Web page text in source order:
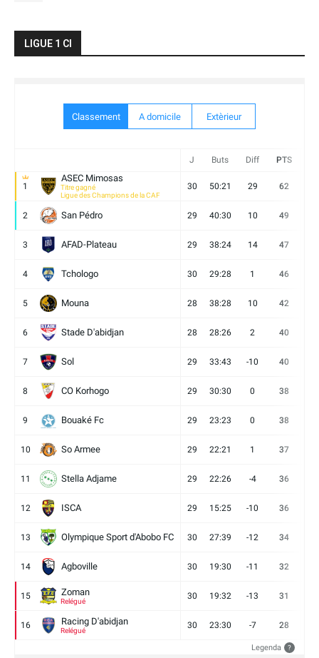
LIGUE 1 CI
Classement A domicile Extèrieur
J Buts Diff PTS
1
ASEC Mimosas
Titre gagné
Ligue des Champions de la CAF
30 50:21 29 62
2 San Pédro 29 40:30 10 49
3 AFAD-Plateau 29 38:24 14 47
4 Tchologo 30 29:28 1 46
5 Mouna 28 38:28 10 42
6 Stade D'abidjan 28 28:26 2 40
7 Sol 29 33:43 -10 40
8 CO Korhogo 29 30:30 0 38
9 Bouaké Fc 29 23:23 0 38
10 So Armee 29 22:21 1 37
11 Stella Adjame 29 22:26 -4 36
12 ISCA 29 15:25 -10 36
13 Olympique Sport d'Abobo FC 30 27:39 -12 34
14 Agboville 30 19:30 -11 32
15 Zoman
Relégué
30 19:32 -13 31
16 Racing D'abidjan
Relégué
30 23:30 -7 28
Legenda ?